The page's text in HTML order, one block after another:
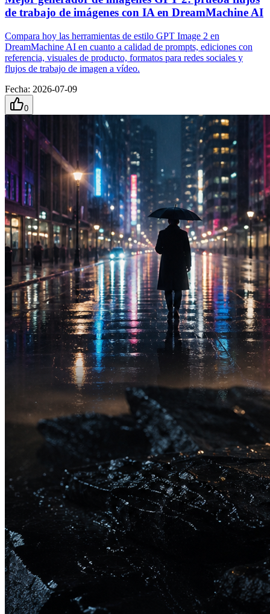
de trabajo de imágenes con IA en DreamMachine AI
Compara hoy las herramientas de estilo GPT Image 2 en
DreamMachine AI en cuanto a calidad de prompts, ediciones con
referencia, visuales de producto, formatos para redes sociales y
flujos de trabajo de imagen a vídeo.
Fecha: 2026-07-09
0